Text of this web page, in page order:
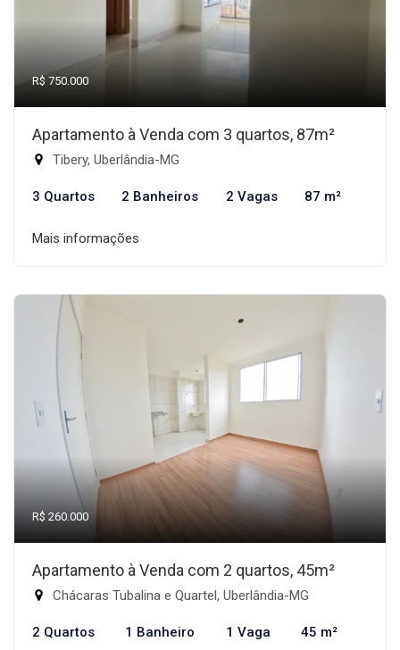
R$ 750.000
Apartamento à Venda com 3 quartos, 87m²
Tibery, Uberlândia-MG
3 Quartos 2 Banheiros 2 Vagas 87 m²
Mais informações
R$ 260.000
Apartamento à Venda com 2 quartos, 45m²
Chácaras Tubalina e Quartel, Uberlândia-MG
2 Quartos 1 Banheiro 1 Vaga 45 m²